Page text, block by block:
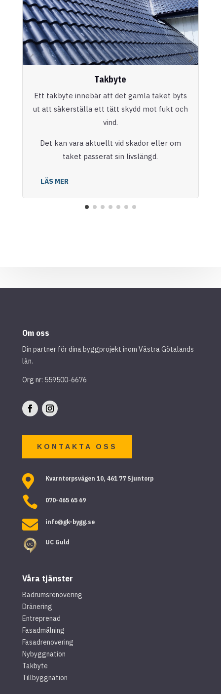
Takbyte
Ett takbyte innebär att det gamla taket byts
ut att säkerställa ett tätt skydd mot fukt och
vind.
Det kan vara aktuellt vid skador eller om
taket passerat sin livslängd.
LÄS MER
Om oss
Din partner för dina byggprojekt inom Västra Götalands
län.
Org nr: 559500-6676
KONTAKTA OSS
 Kvarntorpsvägen 10, 461 77 Sjuntorp
 070-465 65 69
 info@gk-bygg.se
UC Guld
Våra tjänster
Badrumsrenovering
Dränering
Entreprenad
Fasadmålning
Fasadrenovering
Nybyggnation
Takbyte
Tillbyggnation